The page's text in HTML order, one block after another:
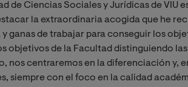
de Ciencias Sociales y Jurídicas de VIU
la extraordinaria acogida que he
ganas de trabajar para conseguir los
objetivos de la Facultad distinguiendo
nos centraremos en la diferenciación y,
siempre con el foco en la calidad